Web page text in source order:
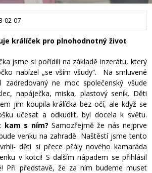
02-07
králíček pro plnohodnotný život
jsme si pořídili na základě inzerátu, který
nabízel „se vším všudy“. Na smluvené
ne moc společenský všude
napáječka, miska, plastový seník. Děti
jim koupila králíčka bez očí, ale když se
učesat a odkudlit, byl docela k světu.
kam s ním?Samozřejmě že nás nejprve
venku na zahradě. Naštěstí jsme tento
děti si přece přály nového kamaráda
v kotci! S dalším nápadem se přihlásil
Při představě, že za ním budeme muset